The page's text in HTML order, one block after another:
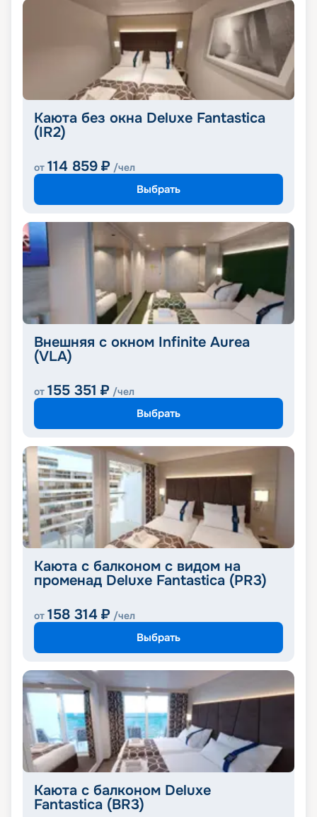
Каюта без окна Deluxe Fantastica
(IR2)
от 114 859 ₽ /чел
Выбрать
Внешняя с окном Infinite Aurea
(VLA)
от 155 351 ₽ /чел
Выбрать
Каюта с балконом с видом на
променад Deluxe Fantastica (PR3)
от 158 314 ₽ /чел
Выбрать
Каюта с балконом Deluxe
Fantastica (BR3)